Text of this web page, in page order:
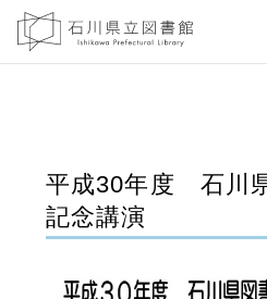
平成30年度 石川
記念講演